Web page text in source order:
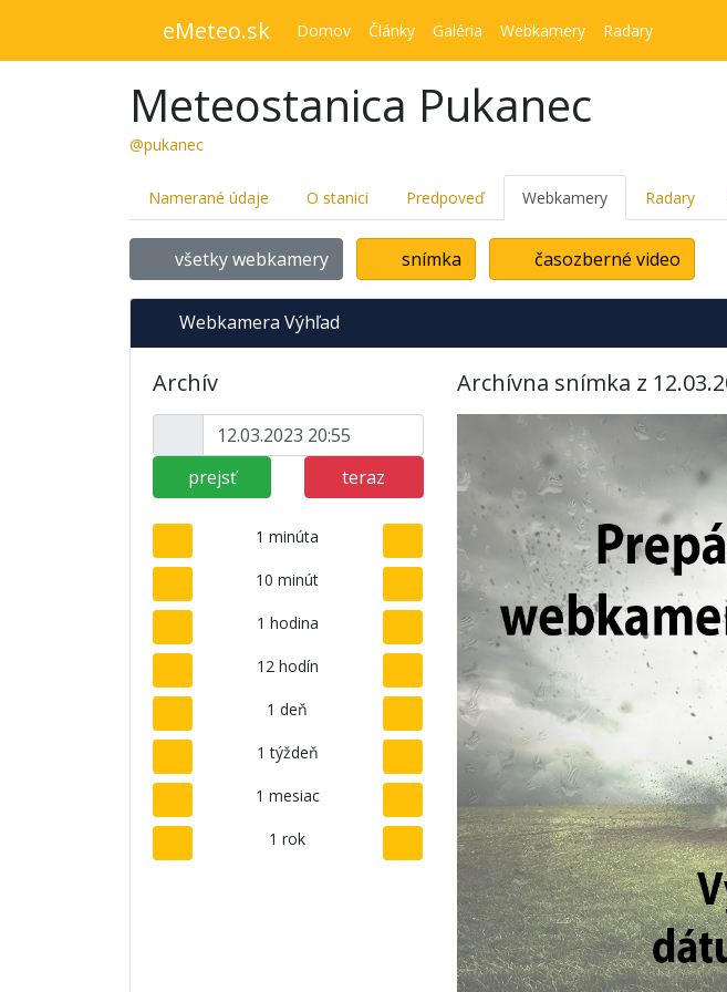
eMeteo.sk Domov Články Galéria Webkamery Radary
Meteostanica Pukanec
@pukanec
Namerané údaje O stanici Predpoveď Webkamery Radary
všetky webkamery snímka časozberné video
Webkamera Výhľad
Archív
prejsť teraz
1 minúta
10 minút
1 hodina
12 hodín
1 deň
1 týždeň
1 mesiac
1 rok
Archívna snímka z